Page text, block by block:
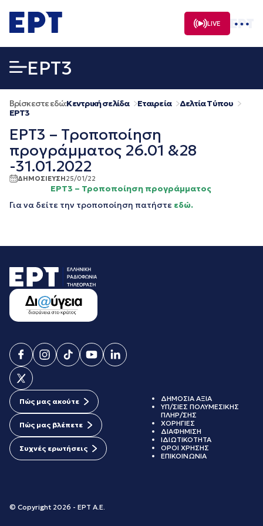
σε
περιεχόμενο
LIVE
EΡΤ3
Βρίσκεστε εδώ:Κεντρική σελίδα Εταιρεία
Δελτία Τύπου
EΡΤ3
ΕΡΤ3 – Τροποποίηση
προγράμματος 26.01 &28
-31.01.2022
ΔΗΜΟΣΙΕΥΣΗ25/01/22
ΕΡΤ3 – Τροποποίηση προγράμματος
Για να δείτε την τροποποίηση πατήστε εδώ.
Πώς μας ακούτε
Πώς μας βλέπετε
Συχνές ερωτήσεις
© Copyright 2026 - ΕΡΤ Α.Ε.
ΔΗΜΟΣΙΑ ΑΞΙΑ
ΥΠ/ΣΙΕΣ ΠΟΛΥΜΕΣΙΚΗΣ
ΠΛΗΡ/ΣΗΣ
ΧΟΡΗΓΙΕΣ
ΔΙΑΦΗΜΙΣΗ
ΙΔΙΩΤΙΚΟΤΗΤΑ
ΟΡΟΙ ΧΡΗΣΗΣ
ΕΠΙΚΟΙΝΩΝΙΑ